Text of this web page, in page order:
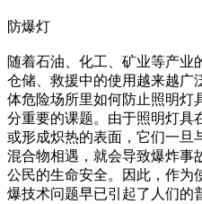
防爆灯
随着石油、化工、矿业等产业
仓储、救援中的使用越来越广
体危险场所里如何防止照明灯
分重要的课题。由于照明灯具
或形成炽热的表面，它们一旦
混合物相遇，就会导致爆炸事
公民的生命安全。因此，作为
爆技术问题早已引起了人们的